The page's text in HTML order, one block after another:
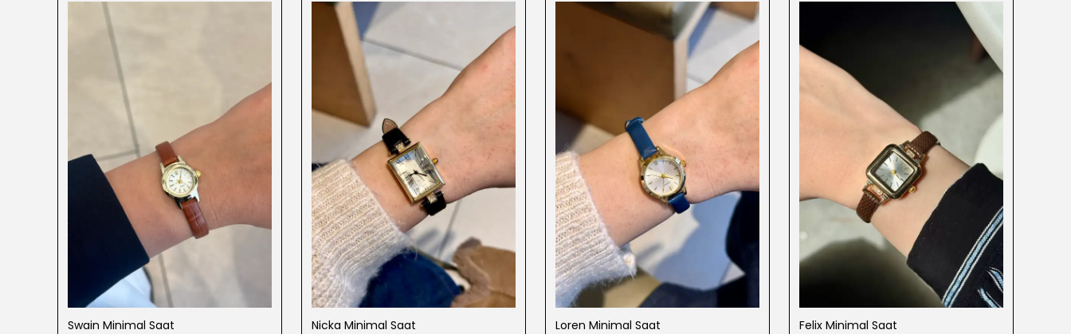
Swain Minimal Saat Nicka Minimal Saat Loren Minimal Saat Felix Minimal Saat